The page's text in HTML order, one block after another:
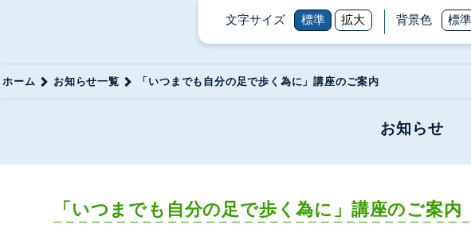
文字サイズ 標準 拡大 背景色 標
ホーム お知らせ一覧 「いつまでも自分の足で歩く為に」講座のご案内
お知らせ
「いつまでも自分の足で歩く為に」講座のご案内